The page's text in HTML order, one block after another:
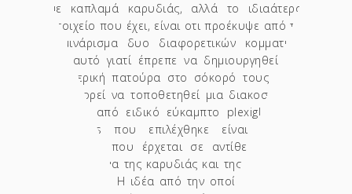
με καπλαμά καρυδιάς, αλλά το ιδιαάτερο
στοιχείο που έχει, είναι οτι προέκυψε από το
λαμινάρισμα δυο διαφορετικών κομματιών
και αυτό γιατί έπρεπε να δημιουργηθεί μια
εσωτερική πατούρα στο σόκορό τους ώστε
να μπορεί να τοποθετηθεί μια διακοσμητική
λωρίδα από ειδικό εύκαμπτο plexiglass. Το
plexiglass που επιλέχθηκε είναι χρυσού
χρώματος που έρχεται σε αντίθεση με το
βαθύ χρώμα της καρυδιάς και της προσδίδει
κομψότητα. Η ιδέα από την οποία προέκυψε